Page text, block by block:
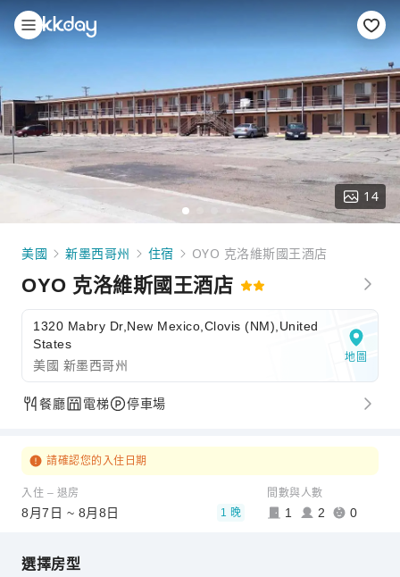
14
美國 新墨西哥州 住宿 OYO 克洛維斯國王酒店
OYO 克洛維斯國王酒店
1320 Mabry Dr,New Mexico,Clovis (NM),United
States
美國 新墨西哥州
地圖
餐廳 電梯 停車場
請確認您的入住日期
入住 – 退房
8月7日 ~ 8月8日 1 晚
間數與人數
1 2 0
選擇房型